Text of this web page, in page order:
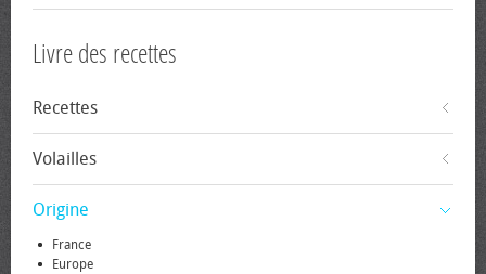
Livre des recettes
Recettes
Volailles
Origine
France
Europe